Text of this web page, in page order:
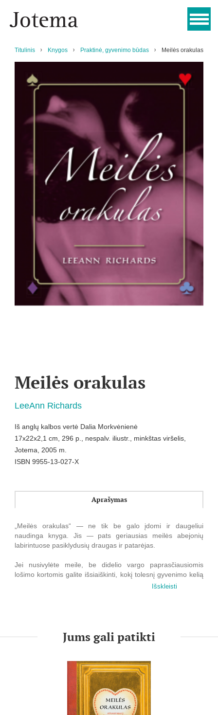
Titulinis Knygos Praktinė, gyvenimo būdas Meilės orakulas
Meilės orakulas
LeeAnn Richards
Iš anglų kalbos vertė Dalia Morkvėnienė
17x22x2,1 cm, 296 p., nespalv. iliustr., minkštas viršelis,
Jotema, 2005 m.
ISBN 9955-13-027-X
Aprašymas
„Meilės orakulas“ — ne tik be galo įdomi ir daugeliui
naudinga knyga. Jis — pats geriausias meilės abejonių
labirintuose pasiklydusių draugas ir patarėjas.
Jei nusivylėte meile, be didelio vargo paprasčiausiomis
lošimo kortomis galite išsiaiškinti, kokį tolesnį gyvenimo kelią
vakarykštė pažintis gali peraugti į romantiškus santykius?
Štai jums „Meilės orakulas“, patikimas vadovas.
Išskleisti
Jums gali patikti